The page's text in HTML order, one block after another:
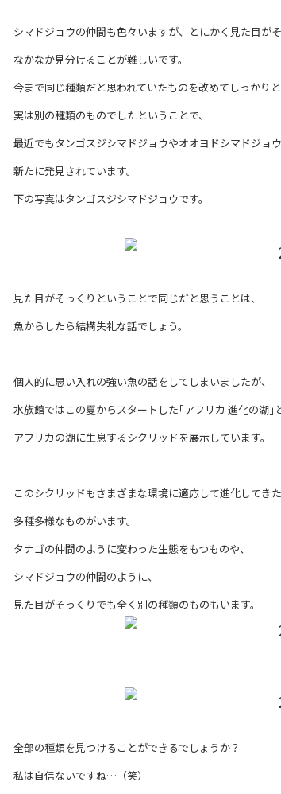
シマドジョウの仲間も色々いますが、とにかく見た目がそ
なかなか見分けることが難しいです。
今まで同じ種類だと思われていたものを改めてしっかりと
実は別の種類のものでしたということで、
最近でもタンゴスジシマドジョウやオオヨドシマドジョ
新たに発見されています。
下の写真はタンゴスジシマドジョウです。
見た目がそっくりということで同じだと思うことは、
魚からしたら結構失礼な話でしょう。
個人的に思い入れの強い魚の話をしてしまいましたが、
水族館ではこの夏からスタートした｢アフリカ 進化の湖｣
アフリカの湖に生息するシクリッドを展示しています。
このシクリッドもさまざまな環境に適応して進化してきた
多種多様なものがいます。
タナゴの仲間のように変わった生態をもつものや、
シマドジョウの仲間のように、
見た目がそっくりでも全く別の種類のものもいます。
全部の種類を見つけることができるでしょうか？
私は自信ないですね…（笑）